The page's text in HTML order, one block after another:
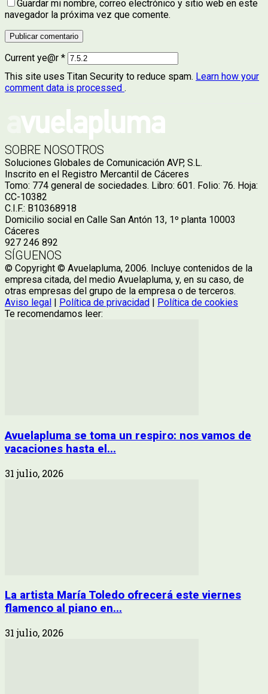
Guardar mi nombre, correo electrónico y sitio web en este
navegador la próxima vez que comente.
Current ye@r *
This site uses Titan Security to reduce spam. Learn how your
comment data is processed .
SOBRE NOSOTROS
Soluciones Globales de Comunicación AVP, S.L.
Inscrito en el Registro Mercantil de Cáceres
Tomo: 774 general de sociedades. Libro: 601. Folio: 76. Hoja:
CC-10382
C.I.F.: B10368918
Domicilio social en Calle San Antón 13, 1º planta 10003
Cáceres
927 246 892
SÍGUENOS
© Copyright © Avuelapluma, 2006. Incluye contenidos de la
empresa citada, del medio Avuelapluma, y, en su caso, de
otras empresas del grupo de la empresa o de terceros.
Aviso legal
Política de privacidad
Política de cookies
Te recomendamos leer:
Avuelapluma se toma un respiro: nos vamos de
vacaciones hasta el...
31 julio, 2026
La artista María Toledo ofrecerá este viernes
flamenco al piano en...
31 julio, 2026